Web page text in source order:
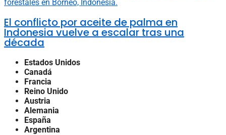
El conflicto por aceite de palma en
Indonesia vuelve a escalar tras una
década
Estados Unidos
Canadá
Francia
Reino Unido
Austria
Alemania
España
Argentina